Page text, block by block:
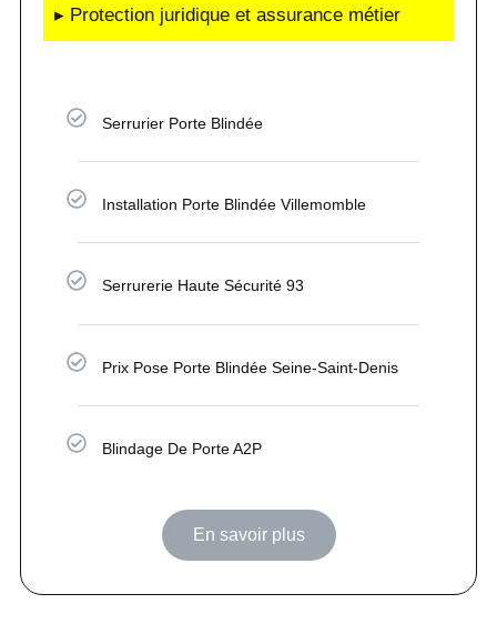
▸ Protection juridique et assurance métier
Serrurier Porte Blindée
Installation Porte Blindée Villemomble
Serrurerie Haute Sécurité 93
Prix Pose Porte Blindée Seine-Saint-Denis
Blindage De Porte A2P
En savoir plus